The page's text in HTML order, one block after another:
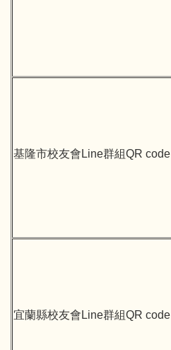
基隆市校友會Line群組QR code
宜蘭縣校友會Line群組QR code